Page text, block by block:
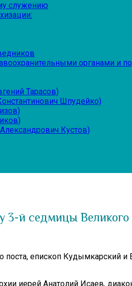
служению
органами и
Тарасов)
Шпудейко)
Кустов)
3-й седмицы Великого
епископ Кудымкарский
иерей Анатолий Исаев,